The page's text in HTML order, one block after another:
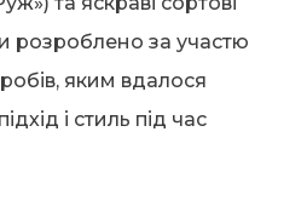
розроблено за участю
яким вдалося
і стиль під час